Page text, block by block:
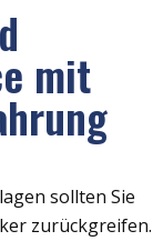
mit
sollten Sie
zurückgreifen.